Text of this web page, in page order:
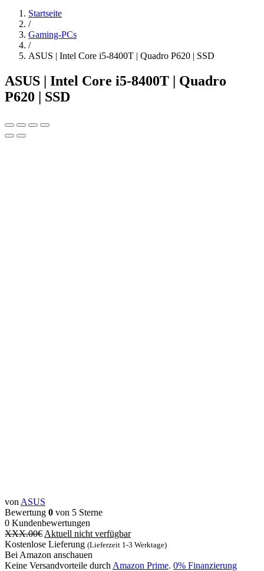
Startseite
/
Gaming-PCs
/
ASUS | Intel Core i5-8400T | Quadro P620 | SSD
ASUS | Intel Core i5-8400T | Quadro
P620 | SSD
von ASUS
Bewertung 0 von 5 Sterne
0 Kundenbewertungen
XXX.00€ Aktuell nicht verfügbar
Kostenlose Lieferung (Lieferzeit 1-3 Werktage)
Bei Amazon anschauen
Keine Versandvorteile durch Amazon Prime. 0% Finanzierung